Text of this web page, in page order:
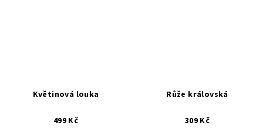
Květinová louka
499 Kč
Růže královská
309 Kč